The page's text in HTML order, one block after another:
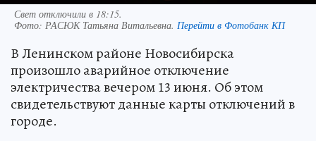
Свет отключили в 18:15.
Фото: РАСЮК Татьяна Витальевна. Перейти в Фотобанк КП
В Ленинском районе Новосибирска
произошло аварийное отключение
электричества вечером 13 июня. Об этом
свидетельствуют данные карты отключений в
городе.